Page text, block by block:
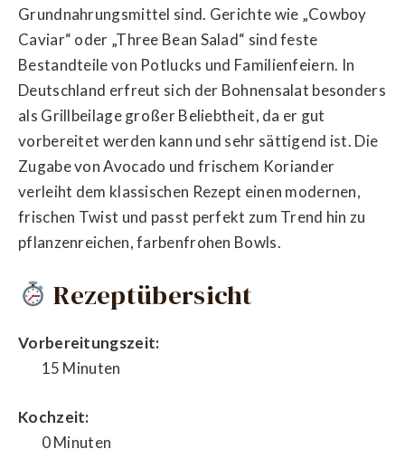
Grundnahrungsmittel sind. Gerichte wie „Cowboy
Caviar“ oder „Three Bean Salad“ sind feste
Bestandteile von Potlucks und Familienfeiern. In
Deutschland erfreut sich der Bohnensalat besonders
als Grillbeilage großer Beliebtheit, da er gut
vorbereitet werden kann und sehr sättigend ist. Die
Zugabe von Avocado und frischem Koriander
verleiht dem klassischen Rezept einen modernen,
frischen Twist und passt perfekt zum Trend hin zu
pflanzenreichen, farbenfrohen Bowls.
Rezeptübersicht
Vorbereitungszeit:
15 Minuten
Kochzeit:
0 Minuten